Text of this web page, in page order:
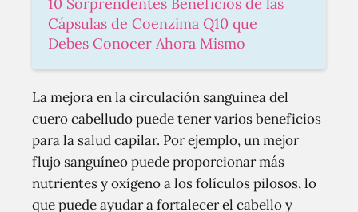
Cápsulas de Coenzima Q10 que
Debes Conocer Ahora Mismo
La mejora en la circulación sanguínea del
cuero cabelludo puede tener varios beneficios
para la salud capilar. Por ejemplo, un mejor
flujo sanguíneo puede proporcionar más
nutrientes y oxígeno a los folículos pilosos, lo
que puede ayudar a fortalecer el cabello y